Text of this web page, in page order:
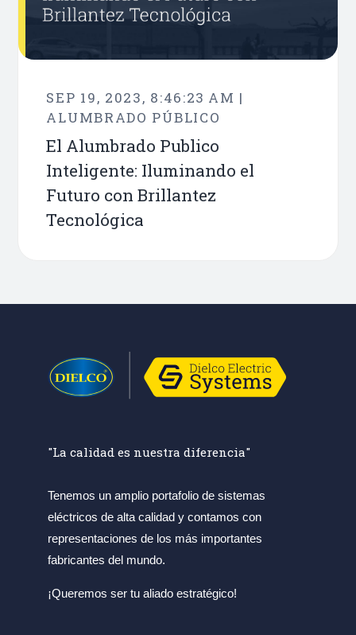
SEP 19, 2023, 8:46:23 AM |
ALUMBRADO PÚBLICO
El Alumbrado Publico
Inteligente: Iluminando el
Futuro con Brillantez
Tecnológica
"La calidad es nuestra diferencia"
Tenemos un amplio portafolio de sistemas
eléctricos de alta calidad y contamos con
representaciones de los más importantes
fabricantes del mundo.
¡Queremos ser tu aliado estratégico!